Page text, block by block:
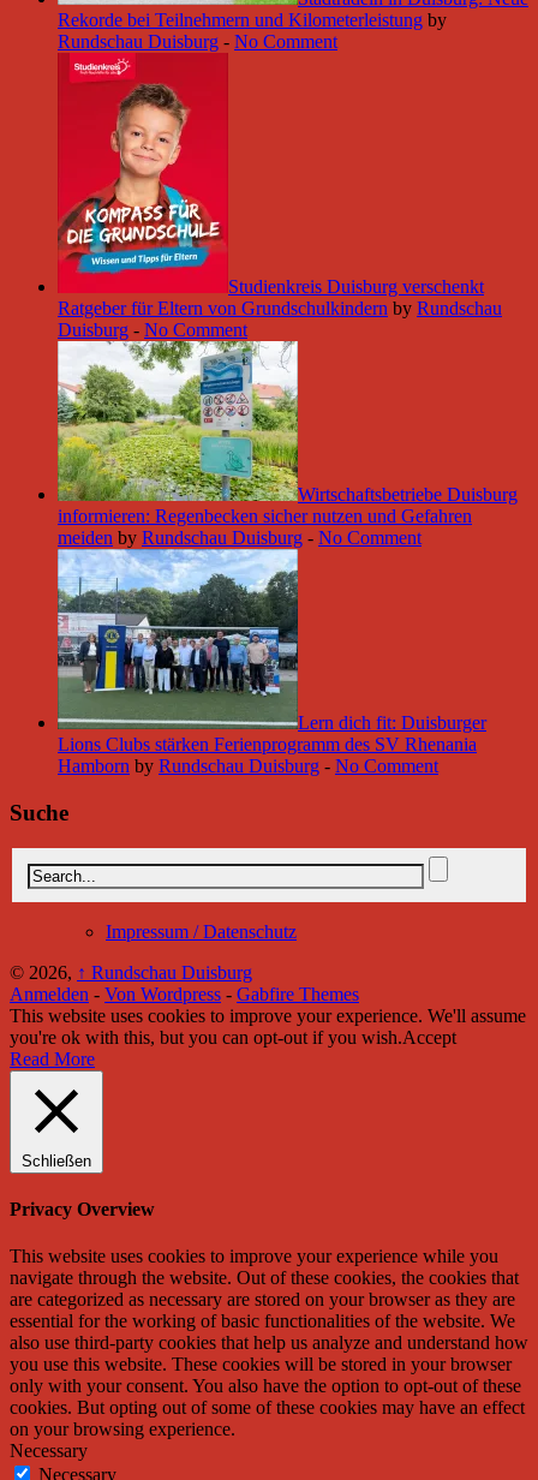
Rekorde bei Teilnehmern und Kilometerleistung by
Rundschau Duisburg - No Comment
Studienkreis Duisburg verschenkt
Ratgeber für Eltern von Grundschulkindern by Rundschau
Duisburg - No Comment
Wirtschaftsbetriebe Duisburg
informieren: Regenbecken sicher nutzen und Gefahren
meiden by Rundschau Duisburg - No Comment
Lern dich fit: Duisburger
Lions Clubs stärken Ferienprogramm des SV Rhenania
Hamborn by Rundschau Duisburg - No Comment
Suche
Impressum / Datenschutz
© 2026, ↑ Rundschau Duisburg
Anmelden - Von Wordpress - Gabfire Themes
This website uses cookies to improve your experience. We'll assume
you're ok with this, but you can opt-out if you wish.Accept
Read More
Schließen
Privacy Overview
This website uses cookies to improve your experience while you
navigate through the website. Out of these cookies, the cookies that
are categorized as necessary are stored on your browser as they are
essential for the working of basic functionalities of the website. We
also use third-party cookies that help us analyze and understand how
you use this website. These cookies will be stored in your browser
only with your consent. You also have the option to opt-out of these
cookies. But opting out of some of these cookies may have an effect
on your browsing experience.
Necessary
Necessary